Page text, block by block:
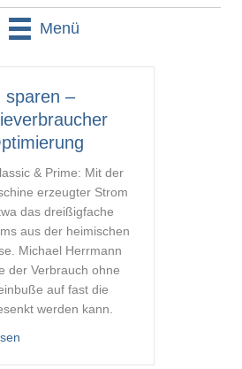
Menü
sparen –
& Prime: Mit der
erzeugter Strom
das dreißigfache
aus der heimischen
Michael Herrmann
der Verbrauch ohne
auf fast die
werden kann.
about Strom sparen –